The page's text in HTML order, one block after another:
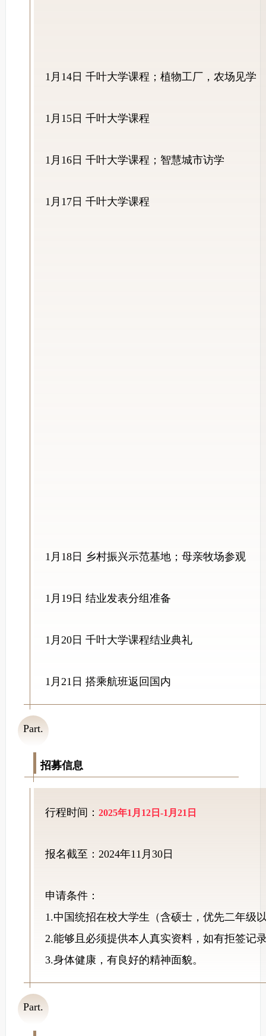
1月14日 千叶大学课程；植物工厂，农场见学
1月15日 千叶大学课程
1月16日 千叶大学课程；智慧城市访学
1月17日 千叶大学课程
1月18日 乡村振兴示范基地；母亲牧场参观
1月19日 结业发表分组准备
1月20日 千叶大学课程结业典礼
1月21日 搭乘航班返回国内
Part.
05
招募信息
行程时间： 2025年1月12日-1月21日
报名截至：2024年11月30日
申请条件：
1.中国统招在校大学生（含硕士，优先二年级
2.能够且必须提供本人真实资料，如有拒签记
3.身体健康，有良好的精神面貌。
Part.
06